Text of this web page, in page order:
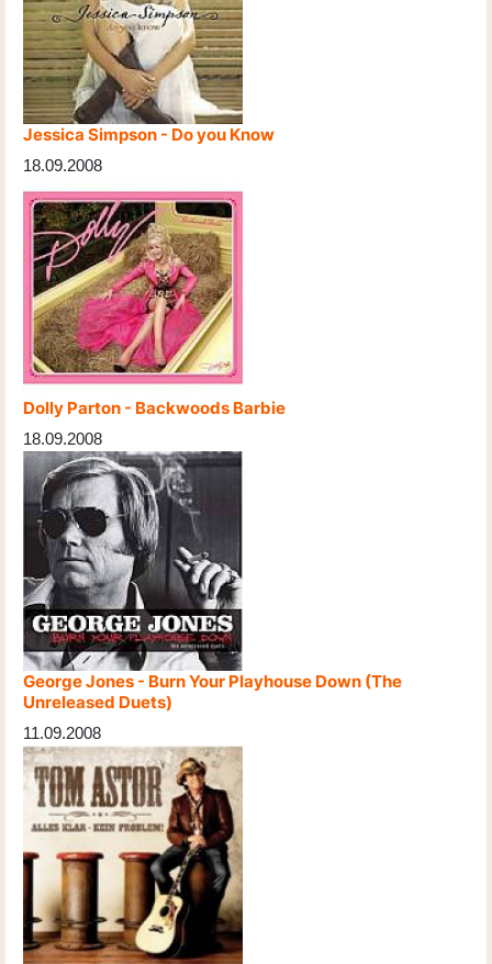
Jessica Simpson - Do you Know
18.09.2008
Dolly Parton - Backwoods Barbie
18.09.2008
George Jones - Burn Your Playhouse Down (The
Unreleased Duets)
11.09.2008